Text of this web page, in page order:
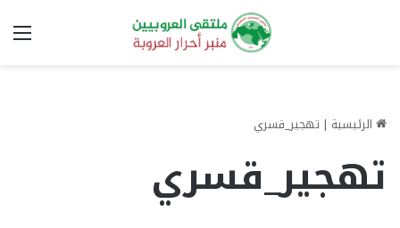
الرئيسية | تهجير_قسري
تهجير_قسري